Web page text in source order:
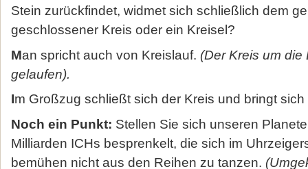
Stein zurückfindet, widmet sich schließlich dem
geschlossener Kreis oder ein Kreisel?
Man spricht auch von Kreislauf. (Der Kreis um
gelaufen).
Im Großzug schließt sich der Kreis und bringt
Noch ein Punkt: Stellen Sie sich unseren
Milliarden ICHs besprenkelt, die sich im
bemühen nicht aus den Reihen zu tanzen.